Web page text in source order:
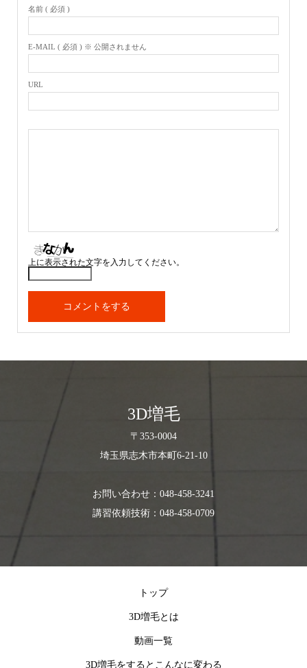
名前 ( 必須 )
E-MAIL ( 必須 ) ※ 公開されません
URL
上に表示された文字を入力してください。
3D増毛
〒353-0004
埼玉県志木市本町6-21-10
お問い合わせ：048-458-3241
講習依頼技術：048-458-0709
トップ
3D増毛とは
動画一覧
3D増毛をするとこんなに変わる